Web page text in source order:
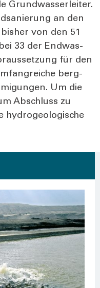
Grund­was­ser­lei­ter.
an den
von den 51
33 der End­was­
für den
berg-
Um die
Abschluss zu
hydro­geo­lo­gi­sche